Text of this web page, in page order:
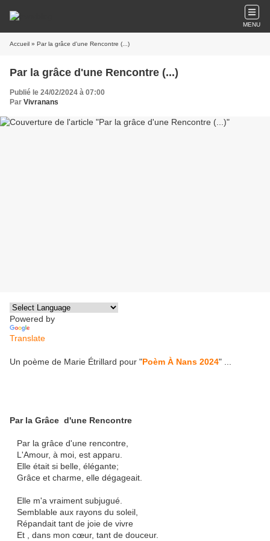
MENU
Accueil » Par la grâce d'une Rencontre (...)
Par la grâce d'une Rencontre (...)
Publié le 24/02/2024 à 07:00
Par Vivranans
Powered by
Translate
Un poème de Marie Étrillard pour "Poèm À Nans 2024" ...
Par la Grâce d'une Rencontre
Par la grâce d'une rencontre,
L'Amour, à moi, est apparu.
Elle était si belle, élégante;
Grâce et charme, elle dégageait.
Elle m'a vraiment subjugué.
Semblable aux rayons du soleil,
Répandait tant de joie de vivre
Et , dans mon cœur, tant de douceur.